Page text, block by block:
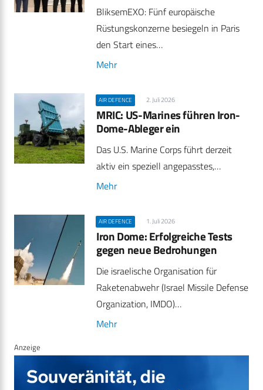
BliksemEXO: Fünf europäische
Rüstungskonzerne besiegeln in Paris
den Start eines…
Mehr
AIR DEFENCE 2. Juli 2026
MRIC: US-Marines führen Iron-
Dome-Ableger ein
Das U.S. Marine Corps führt derzeit
aktiv ein speziell angepasstes,…
Mehr
AIR DEFENCE 1. Juli 2026
Iron Dome: Erfolgreiche Tests
gegen neue Bedrohungen
Die israelische Organisation für
Raketenabwehr (Israel Missile Defense
Organization, IMDO)…
Mehr
Anzeige